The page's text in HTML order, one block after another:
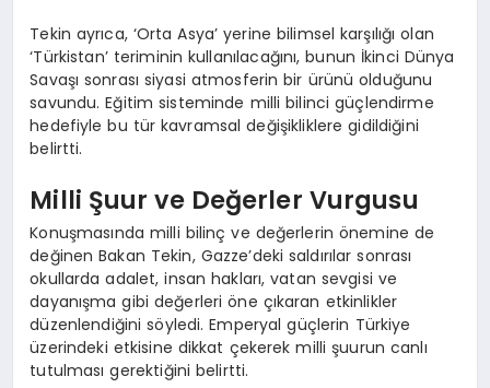
Tekin ayrıca, ‘Orta Asya’ yerine bilimsel karşılığı olan
‘Türkistan’ teriminin kullanılacağını, bunun İkinci Dünya
Savaşı sonrası siyasi atmosferin bir ürünü olduğunu
savundu. Eğitim sisteminde milli bilinci güçlendirme
hedefiyle bu tür kavramsal değişikliklere gidildiğini
belirtti.
Milli Şuur ve Değerler Vurgusu
Konuşmasında milli bilinç ve değerlerin önemine de
değinen Bakan Tekin, Gazze’deki saldırılar sonrası
okullarda adalet, insan hakları, vatan sevgisi ve
dayanışma gibi değerleri öne çıkaran etkinlikler
düzenlendiğini söyledi. Emperyal güçlerin Türkiye
üzerindeki etkisine dikkat çekerek milli şuurun canlı
tutulması gerektiğini belirtti.